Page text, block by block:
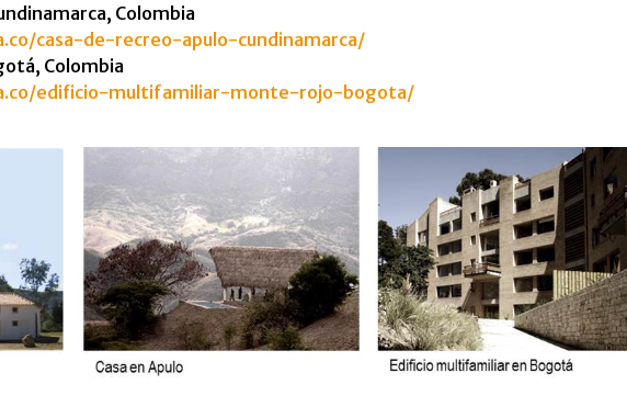
Colombia
casa-de-recreo-apulo-cundinamarca/
Colombia
edificio-multifamiliar-monte-rojo-bogota/